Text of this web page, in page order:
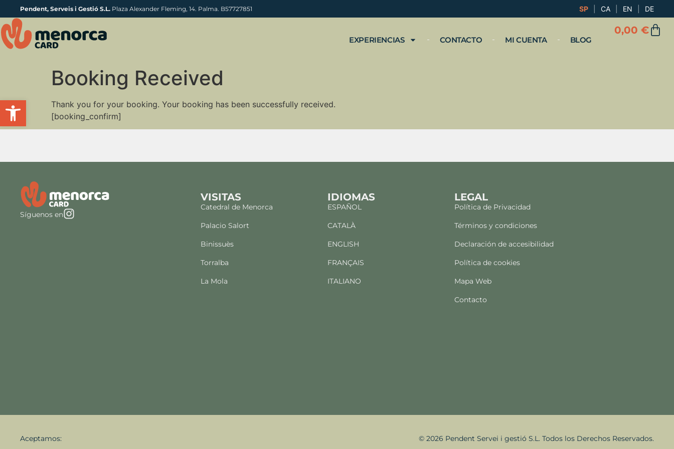
Abrir barra de herramientas
SP CA EN DE
Pendent, Serveis i Gestió S.L. Plaza Alexander Fleming, 14. Palma. B57727851
0,00 €
EXPERIENCIAS CONTACTO MI CUENTA BLOG
Booking Received
Thank you for your booking. Your booking has been successfully received.
[booking_confirm]
Síguenos en
VISITAS
Catedral de Menorca
Palacio Salort
Binissuès
Torralba
La Mola
IDIOMAS
ESPAÑOL
CATALÀ
ENGLISH
FRANÇAIS
ITALIANO
LEGAL
Política de Privacidad
Términos y condiciones
Declaración de accesibilidad
Política de cookies
Mapa Web
Contacto
Aceptamos: © 2026 Pendent Servei i gestió S.L. Todos los Derechos Reservados.